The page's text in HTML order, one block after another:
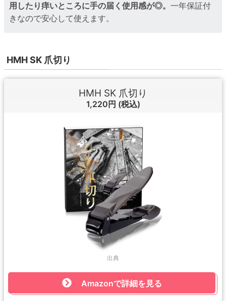
用したり痒いところに手の届く使用感が◎。一年保証付
きなので安心して使えます。
HMH SK 爪切り
HMH SK 爪切り
1,220円 (税込)
出典
Amazonで詳細を見る